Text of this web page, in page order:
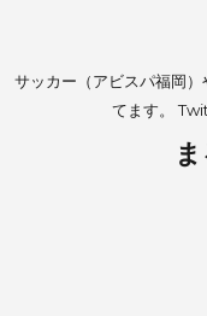
サッカー（アビスパ福岡
てます。